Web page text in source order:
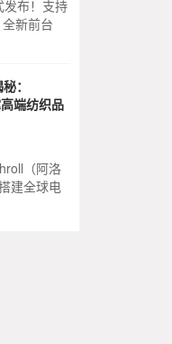
布！支持
新前台
：
端纺织品
（阿洛
建全球电